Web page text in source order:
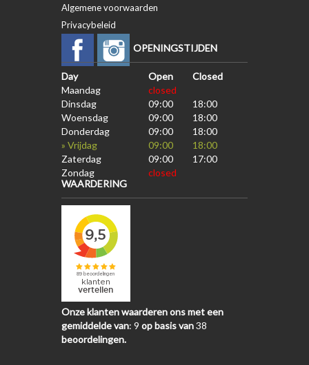
Algemene voorwaarden
Privacybeleid
OPENINGSTIJDEN
Day Open
Closed
Maandag
closed
Dinsdag
09:00
18:00
Woensdag
09:00
18:00
Donderdag
09:00
18:00
» Vrijdag
09:00
18:00
Zaterdag
09:00
17:00
Zondag
closed
WAARDERING
Onze klanten waarderen ons met een
gemiddelde van: 9 op basis van38
beoordelingen.